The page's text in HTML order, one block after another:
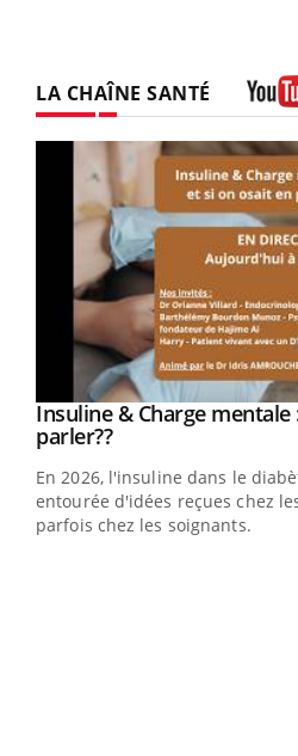
LA CHAÎNE SANTÉ
Youtube
Insuline & Charge
parler??Youtube
En 2026, l'insuline dans le
entourée d'idées reçues chez
parfois chez les soignants.